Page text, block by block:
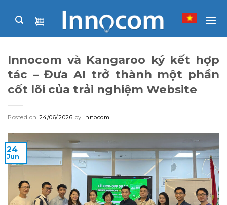
Innocom và Kangaroo ký kết hợp
tác – Đưa AI trở thành một phần
cốt lõi của trải nghiệm Website
Posted on 24/06/2026 by innocom
24
Jun